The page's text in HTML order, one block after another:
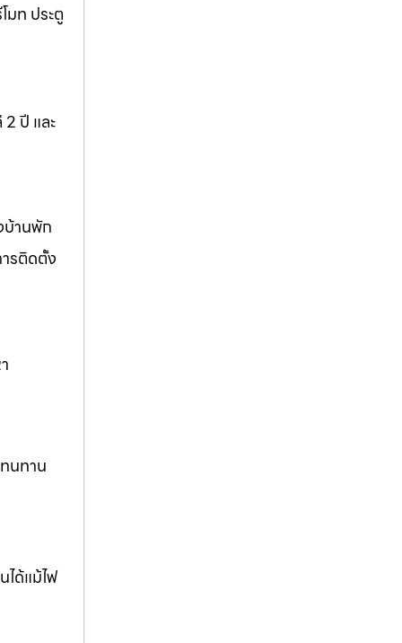
มท ประตู
ปี และ
บ้านพัก
รติดตั้ง
นทาน
ได้แม้ไฟ